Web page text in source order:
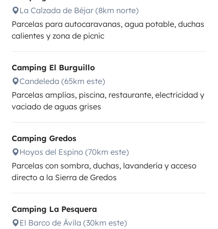
La Calzada de Béjar (8km norte)
Parcelas para autocaravanas, agua potable, duchas
calientes y zona de picnic
Camping El Burguillo
Candeleda (65km este)
Parcelas amplias, piscina, restaurante, electricidad y
vaciado de aguas grises
Camping Gredos
Hoyos del Espino (70km este)
Parcelas con sombra, duchas, lavandería y acceso
directo a la Sierra de Gredos
Camping La Pesquera
El Barco de Ávila (30km este)